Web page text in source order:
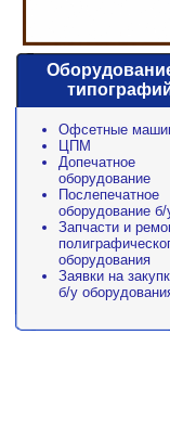
Офсетные
ЦПМ
Допечатное
оборудование
Послепечатное
оборудование б/
Запчасти и
оборудования
Заявки на
б/у